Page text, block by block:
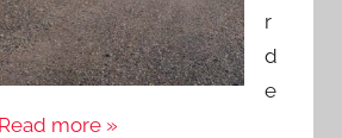
r
d
e
Read more »